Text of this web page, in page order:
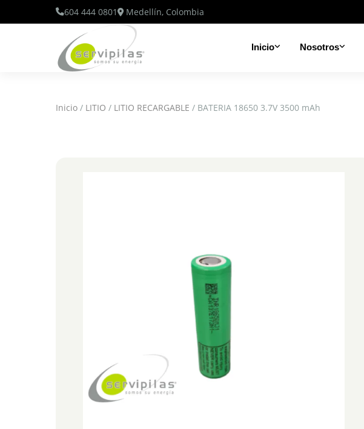
604 444 0801 Medellín, Colombia
Inicio Nosotros
Inicio / LITIO / LITIO RECARGABLE / BATERIA 18650 3.7V 3500 mAh